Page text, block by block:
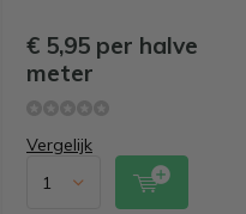
€ 5,95 per halve
meter
Vergelijk